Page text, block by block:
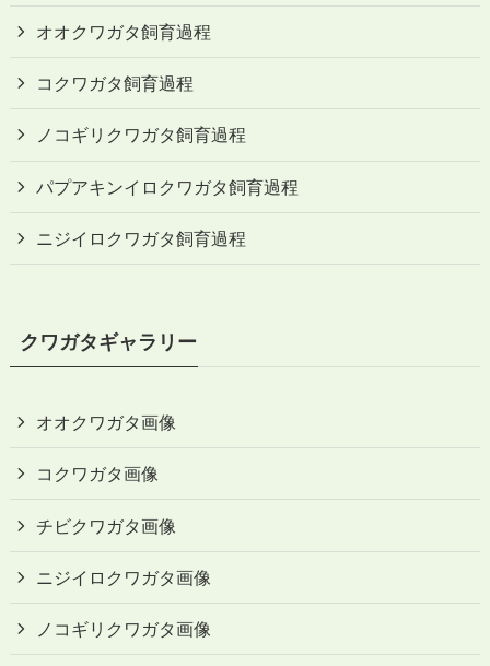
オオクワガタ飼育過程
コクワガタ飼育過程
ノコギリクワガタ飼育過程
パプアキンイロクワガタ飼育過程
ニジイロクワガタ飼育過程
クワガタギャラリー
オオクワガタ画像
コクワガタ画像
チビクワガタ画像
ニジイロクワガタ画像
ノコギリクワガタ画像